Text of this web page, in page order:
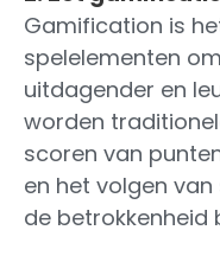
Gamification is
spelelementen
uitdagender en
worden
scoren van
en het volgen
de betrokkenheid